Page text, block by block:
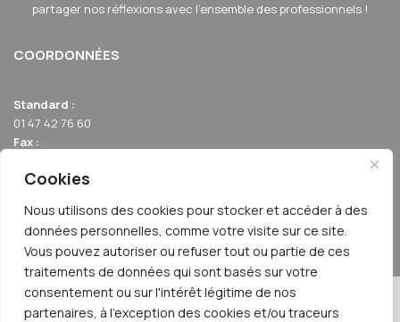
Cookies
Nous utilisons des cookies pour stocker et accéder à des
données personnelles, comme votre visite sur ce site.
Vous pouvez autoriser ou refuser tout ou partie de ces
traitements de données qui sont basés sur votre
consentement ou sur l'intérêt légitime de nos
partenaires, à l'exception des cookies et/ou traceurs
partager nos réflexions avec l'ensemble des professionnels !
COORDONNÉES
Standard :
01 47 42 76 60
Fax :
Email :
Adresse :
42 avenue de la Grande Armée 75017 PARIS
© 2026 | AGORA MANAGERS TV